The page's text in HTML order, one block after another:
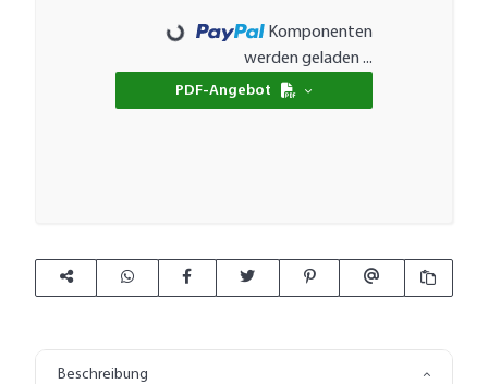
Loading...
Komponenten
werden geladen ...
PDF-Angebot
Beschreibung